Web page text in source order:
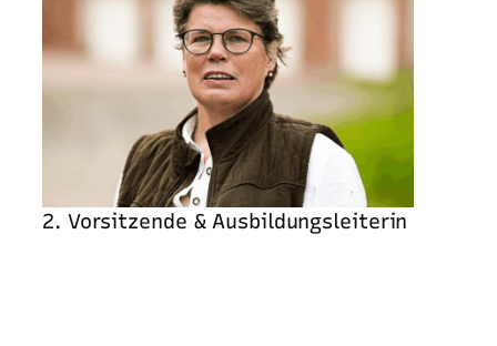
2. Vorsitzende & Ausbildungsleiterin